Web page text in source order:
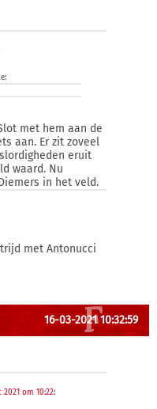
met hem aan de
aan. Er zit zoveel
eruit
waard. Nu
in het veld.
met Antonucci
16-03-2021 10:32:59
2021 om 10:22: